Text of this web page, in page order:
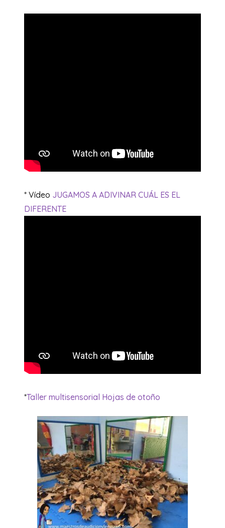
* Vídeo JUGAMOS A ADIVINAR CUÁL ES EL
DIFERENTE
*Taller multisensorial Hojas de otoño